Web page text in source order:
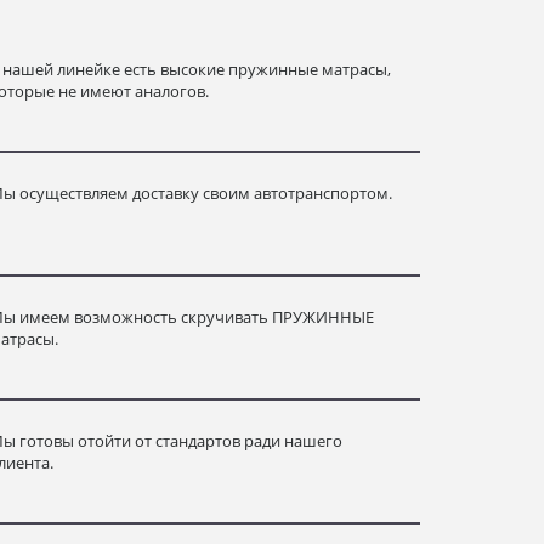
нашей линейке есть высокие пружинные матрасы,
не имеют аналогов.
осуществляем доставку своим автотранспортом.
имеем возможность скручивать ПРУЖИННЫЕ
готовы отойти от стандартов ради нашего